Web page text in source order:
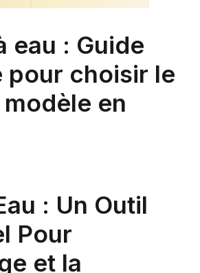
eau : Guide
pour choisir le
en
: Un Outil
Pour
et la